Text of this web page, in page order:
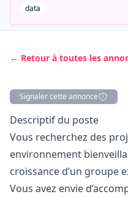
data
← Retour à toutes les
Signaler cette annonce
Description
Descriptif du poste
Vous recherchez des
environnement
croissance d’un groupe
Vous avez envie